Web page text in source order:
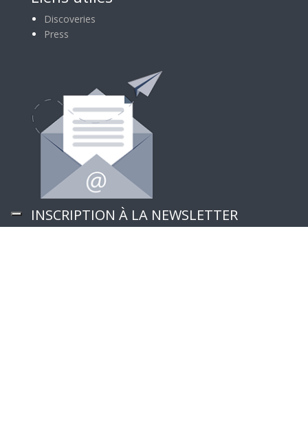
Discoveries
Press
INSCRIPTION À LA NEWSLETTER